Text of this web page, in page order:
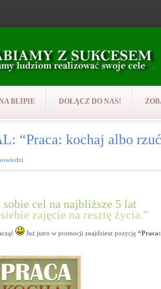
BLIPIE DOŁĄCZ DO NAS!
“Praca: kochaj albo
sobie cel na najbliższe 5 lat
zajęcie na resztę życia.”
Już jutro w promocji znajdziesz pozycję